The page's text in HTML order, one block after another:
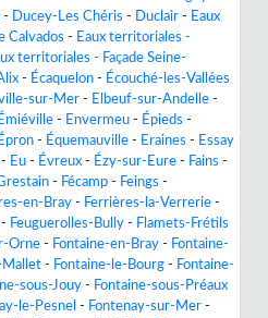
- Ducey-Les Chéris - Duclair - Eaux
Calvados - Eaux territoriales -
territoriales - Façade Seine-
- Écaquelon - Écouché-les-Vallées
sur-Mer - Elbeuf-sur-Andelle -
Émiéville - Envermeu - Épieds -
Épron - Équemauville - Eraines - Essay
- Eu - Évreux - Ézy-sur-Eure - Fains -
- Fécamp - Feings -
en-Bray - Ferrières-la-Verrerie -
- Feuguerolles-Bully - Flamets-Frétils
Orne - Fontaine-en-Bray - Fontaine-
Mallet - Fontaine-le-Bourg - Fontaine-
sous-Jouy - Fontaine-sous-Préaux
le-Pesnel - Fontenay-sur-Mer -